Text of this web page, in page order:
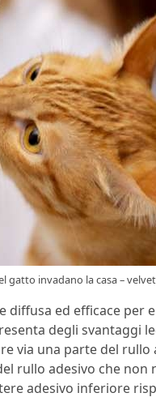
gatto invadano la casa –
diffusa ed efficace per
degli svantaggi
via una parte del
rullo adesivo che
adesivo inferiore